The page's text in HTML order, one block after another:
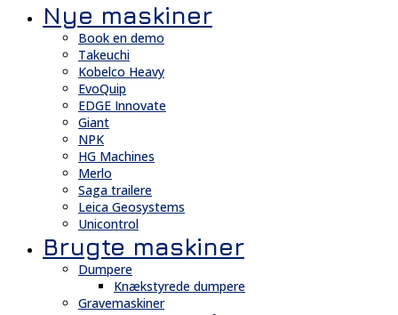
Nye maskiner
Book en demo
Takeuchi
Kobelco Heavy
EvoQuip
EDGE Innovate
Giant
NPK
HG Machines
Merlo
Saga trailere
Leica Geosystems
Unicontrol
Brugte maskiner
Dumpere
Knækstyrede dumpere
Gravemaskiner